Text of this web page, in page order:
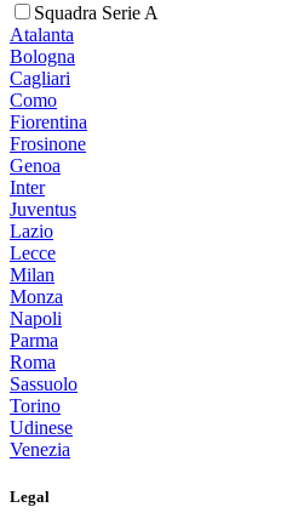
Squadra Serie A
Atalanta
Bologna
Cagliari
Como
Fiorentina
Frosinone
Genoa
Inter
Juventus
Lazio
Lecce
Milan
Monza
Napoli
Parma
Roma
Sassuolo
Torino
Udinese
Venezia
Legal